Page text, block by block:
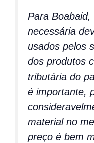
Para
necessária
usados pelos
dos produtos
tributária do
é importante,
material no
preço é bem